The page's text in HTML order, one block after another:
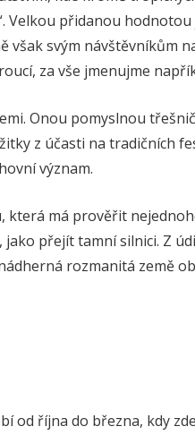
Velkou přidanou
však svým návštěvníkům
za vše jmenujme
Onou pomyslnou
z účasti na tradičních
význam.
která má prověřit
přejít tamní silnici. Z
rozmanitá země
od října do března, kdy